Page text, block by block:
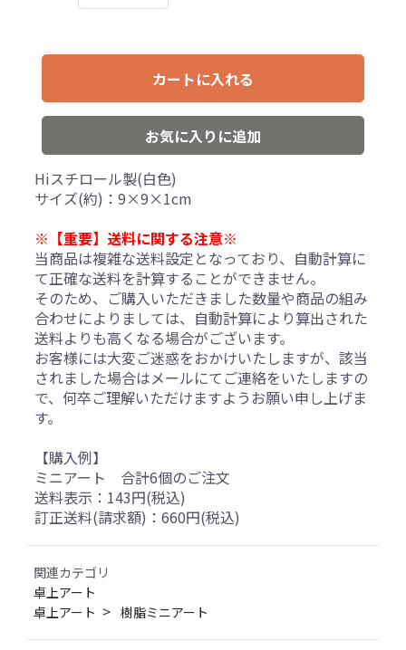
カートに入れる
お気に入りに追加
Hiスチロール製(白色)
サイズ(約)：9×9×1cm
※【重要】送料に関する注意※
当商品は複雑な送料設定となっており、自動計算に
て正確な送料を計算することができません。
そのため、ご購入いただきました数量や商品の組み
合わせによりましては、自動計算により算出された
送料よりも高くなる場合がございます。
お客様には大変ご迷惑をおかけいたしますが、該当
されました場合はメールにてご連絡をいたしますの
で、何卒ご理解いただけますようお願い申し上げま
す。
【購入例】
ミニアート 合計6個のご注文
送料表示：143円(税込)
訂正送料(請求額)：660円(税込)
関連カテゴリ
卓上アート
卓上アート
樹脂ミニアート